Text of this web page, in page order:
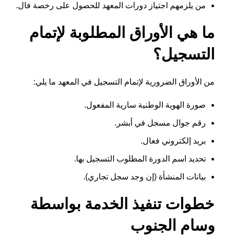
من يلزمهم اجتياز دورات المعهد للحصول على رخصة فال.
ما هي الأوراق المطلوبة لإتمام
التسجيل؟
من الأوراق الضرورية لإتمام التسجيل في المعهد ما يلي:
صورة الهوية الوطنية سارية المفعول.
رقم جوال مسجل في أبشر.
بريد إلكتروني فعال.
تحديد اسم الدورة المطلوب التسجيل بها.
بيانات المنشأة (إن وجد سجل تجاري).
خطوات تنفيذ الخدمة بواسطة
وسام الجنوب